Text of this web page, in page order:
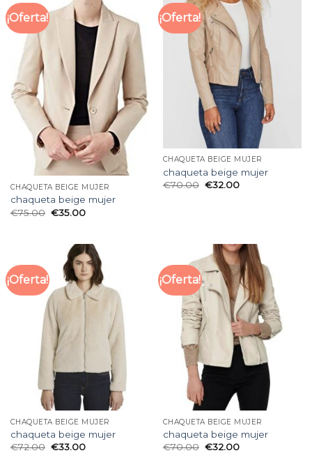
¡Oferta!
CHAQUETA BEIGE MUJER
chaqueta beige mujer
€75.00 €35.00
¡Oferta!
CHAQUETA BEIGE MUJER
chaqueta beige mujer
€70.00 €32.00
¡Oferta!
CHAQUETA BEIGE MUJER
chaqueta beige mujer
€72.00 €33.00
¡Oferta!
CHAQUETA BEIGE MUJER
chaqueta beige mujer
€70.00 €32.00